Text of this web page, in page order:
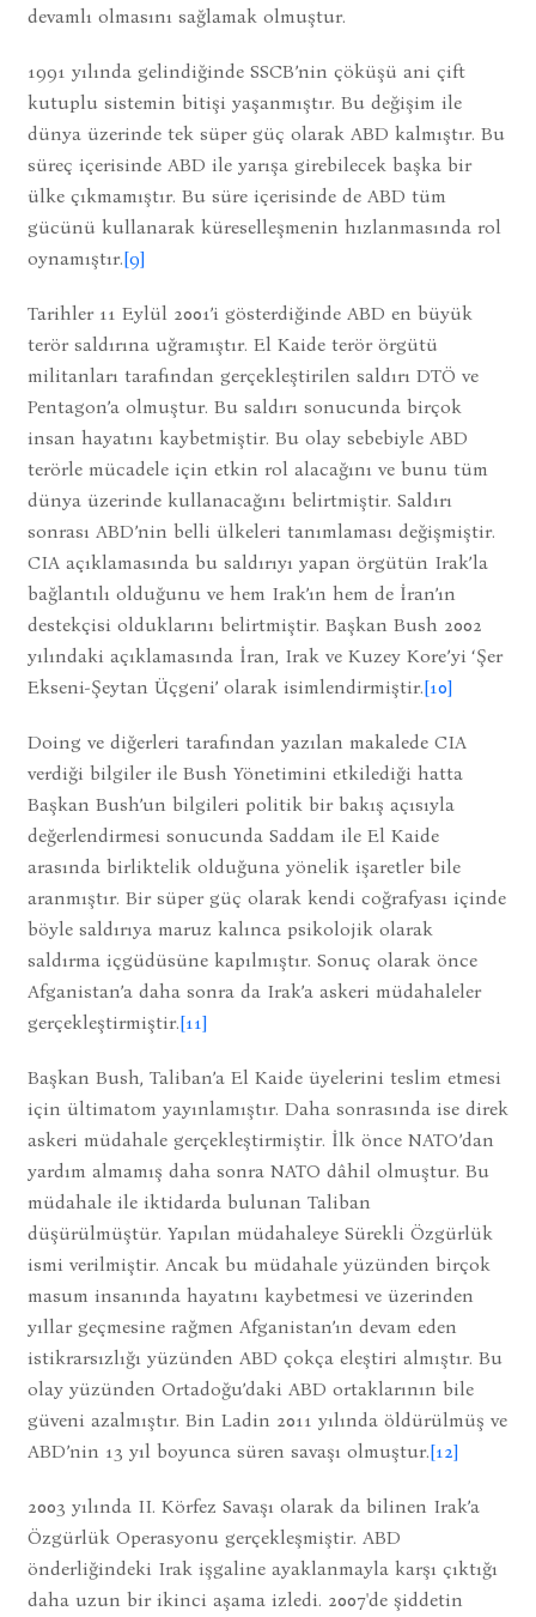
devamlı olmasını sağlamak olmuştur.
1991 yılında gelindiğinde SSCB’nin çöküşü ani çift
kutuplu sistemin bitişi yaşanmıştır. Bu değişim ile
dünya üzerinde tek süper güç olarak ABD kalmıştır. Bu
süreç içerisinde ABD ile yarışa girebilecek başka bir
ülke çıkmamıştır. Bu süre içerisinde de ABD tüm
gücünü kullanarak küreselleşmenin hızlanmasında rol
oynamıştır.[9]
Tarihler 11 Eylül 2001’i gösterdiğinde ABD en büyük
terör saldırına uğramıştır. El Kaide terör örgütü
militanları tarafından gerçekleştirilen saldırı DTÖ ve
Pentagon’a olmuştur. Bu saldırı sonucunda birçok
insan hayatını kaybetmiştir. Bu olay sebebiyle ABD
terörle mücadele için etkin rol alacağını ve bunu tüm
dünya üzerinde kullanacağını belirtmiştir. Saldırı
sonrası ABD’nin belli ülkeleri tanımlaması değişmiştir.
CIA açıklamasında bu saldırıyı yapan örgütün Irak’la
bağlantılı olduğunu ve hem Irak’ın hem de İran’ın
destekçisi olduklarını belirtmiştir. Başkan Bush 2002
yılındaki açıklamasında İran, Irak ve Kuzey Kore’yi ‘Şer
Ekseni-Şeytan Üçgeni’ olarak isimlendirmiştir.[10]
Doing ve diğerleri tarafından yazılan makalede CIA
verdiği bilgiler ile Bush Yönetimini etkilediği hatta
Başkan Bush’un bilgileri politik bir bakış açısıyla
değerlendirmesi sonucunda Saddam ile El Kaide
arasında birliktelik olduğuna yönelik işaretler bile
aranmıştır. Bir süper güç olarak kendi coğrafyası içinde
böyle saldırıya maruz kalınca psikolojik olarak
saldırma içgüdüsüne kapılmıştır. Sonuç olarak önce
Afganistan’a daha sonra da Irak’a askeri müdahaleler
gerçekleştirmiştir.[11]
Başkan Bush, Taliban’a El Kaide üyelerini teslim etmesi
için ültimatom yayınlamıştır. Daha sonrasında ise direk
askeri müdahale gerçekleştirmiştir. İlk önce NATO’dan
yardım almamış daha sonra NATO dâhil olmuştur. Bu
müdahale ile iktidarda bulunan Taliban
düşürülmüştür. Yapılan müdahaleye Sürekli Özgürlük
ismi verilmiştir. Ancak bu müdahale yüzünden birçok
masum insanında hayatını kaybetmesi ve üzerinden
yıllar geçmesine rağmen Afganistan’ın devam eden
istikrarsızlığı yüzünden ABD çokça eleştiri almıştır. Bu
olay yüzünden Ortadoğu’daki ABD ortaklarının bile
güveni azalmıştır. Bin Ladin 2011 yılında öldürülmüş ve
ABD’nin 13 yıl boyunca süren savaşı olmuştur.[12]
2003 yılında II. Körfez Savaşı olarak da bilinen Irak’a
Özgürlük Operasyonu gerçekleşmiştir. ABD
önderliğindeki Irak işgaline ayaklanmayla karşı çıktığı
daha uzun bir ikinci aşama izledi. 2007'de şiddetin